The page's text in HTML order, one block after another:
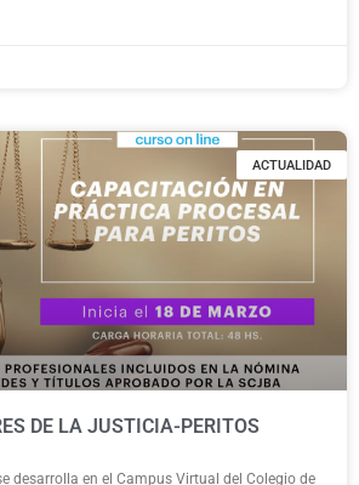
ACTUALIDAD
DE LA JUSTICIA-PERITOS
desarrolla en el Campus Virtual del Colegio de